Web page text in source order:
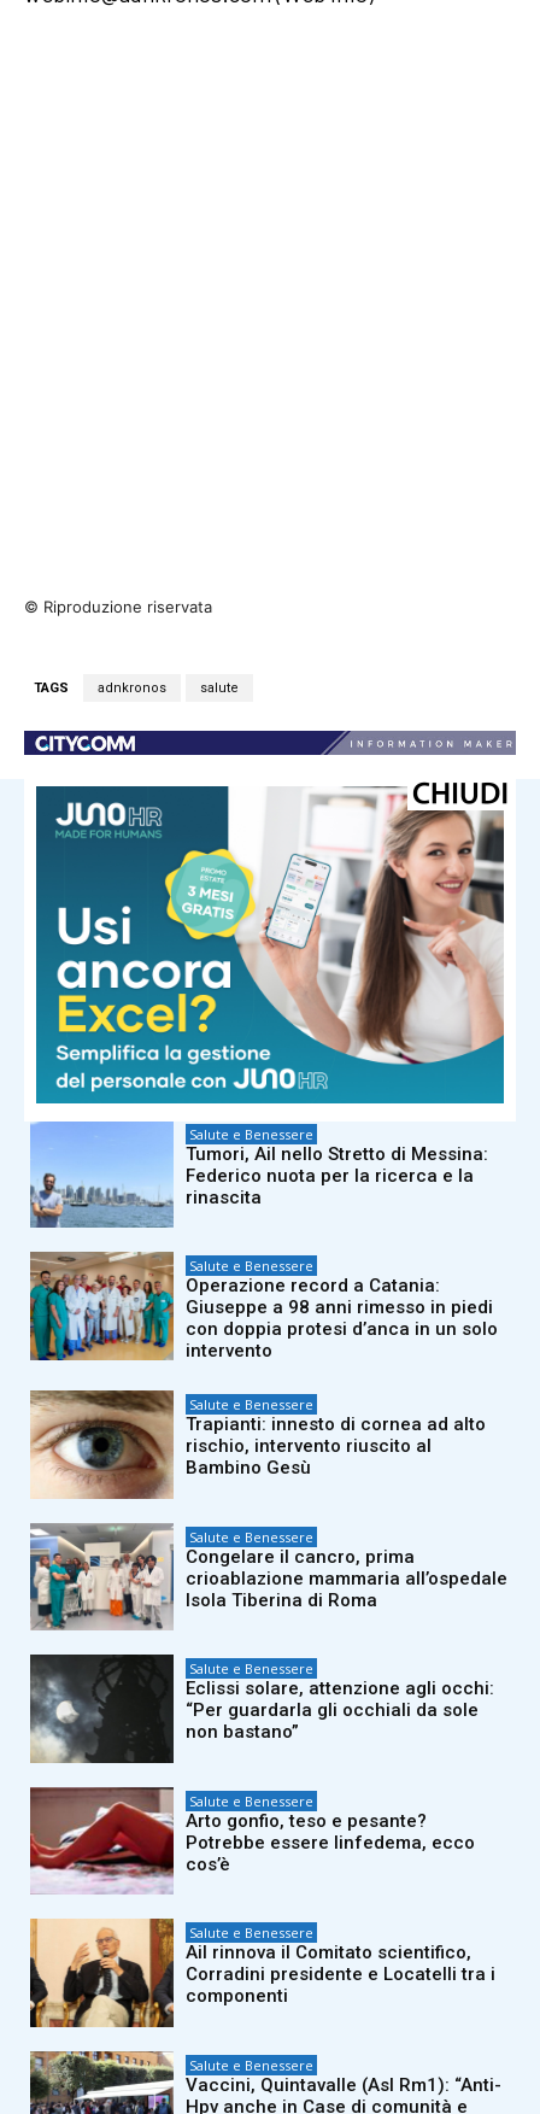
© Riproduzione riservata
TAGS adnkronos salute
NOTIZIE CORRELATE
Salute e Benessere
Dall’Ebola alla Dengue, la mappa dei
focolai dell’estate 2026
Salute e Benessere
‘Virus zombie’ nascosti nel ghiaccio,
sono pericolosi? Cosa dice l’esperto
Salute e Benessere
Tumori, Ail nello Stretto di Messina:
Federico nuota per la ricerca e la
rinascita
Salute e Benessere
Operazione record a Catania:
Giuseppe a 98 anni rimesso in piedi
con doppia protesi d’anca in un solo
intervento
Salute e Benessere
Trapianti: innesto di cornea ad alto
rischio, intervento riuscito al
Bambino Gesù
Salute e Benessere
Congelare il cancro, prima
crioablazione mammaria all’ospedale
Isola Tiberina di Roma
Salute e Benessere
Eclissi solare, attenzione agli occhi:
“Per guardarla gli occhiali da sole
non bastano”
Salute e Benessere
Arto gonfio, teso e pesante?
Potrebbe essere linfedema, ecco
cos’è
Salute e Benessere
Ail rinnova il Comitato scientifico,
Corradini presidente e Locatelli tra i
componenti
Salute e Benessere
Vaccini, Quintavalle (Asl Rm1): “Anti-
Hpv anche in Case di comunità e